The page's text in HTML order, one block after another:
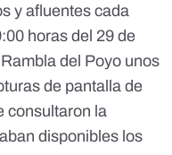
y afluentes cada
horas del 29 de
del Poyo unos
de pantalla de
consultaron la
disponibles los